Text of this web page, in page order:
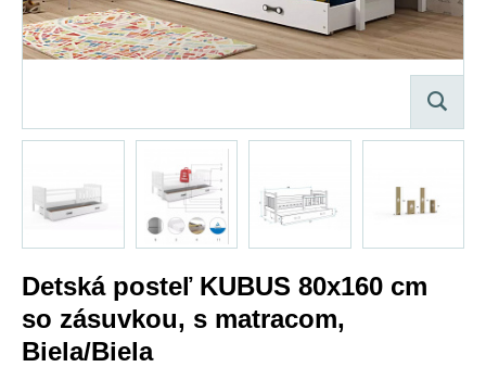
Detská posteľ KUBUS 80x160 cm
so zásuvkou, s matracom,
Biela/Biela